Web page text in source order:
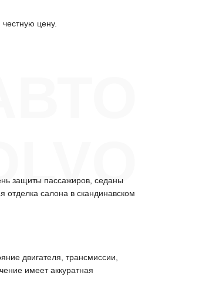
цену.
защиты пассажиров, седаны
салона в скандинавском
двигателя, трансмиссии,
имеет аккуратная